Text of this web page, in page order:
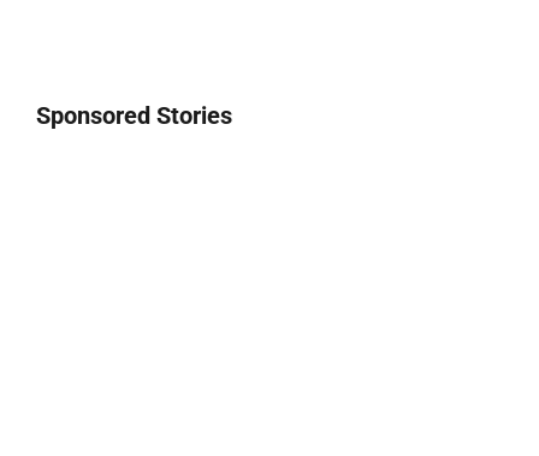
Sponsored Stories